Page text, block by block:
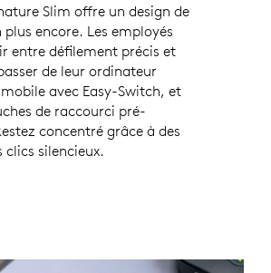
Slim offre un design de
encore. Les employés
entre défilement précis et
de leur ordinateur
avec Easy-Switch, et
de raccourci pré-
concentré grâce à des
clics silencieux.